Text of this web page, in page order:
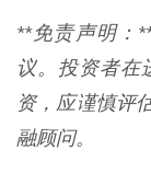
**免责声明：
议。投资者在
资，应谨慎评
融顾问。